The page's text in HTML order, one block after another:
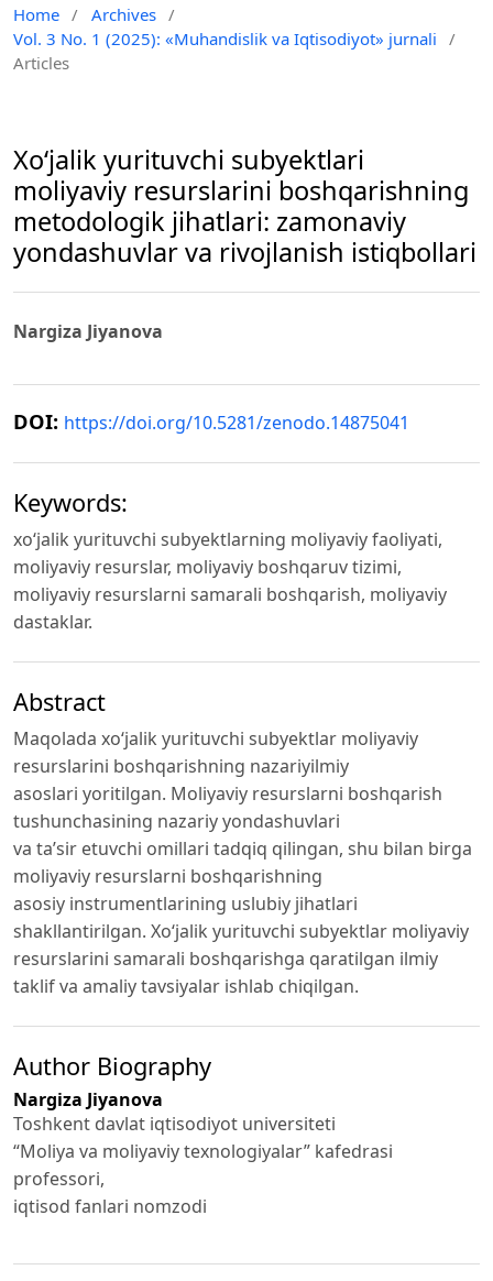
Home / Archives /
Vol. 3 No. 1 (2025): «Muhandislik va Iqtisodiyot» jurnali
/
Articles
Xo‘jalik yurituvchi subyektlari
moliyaviy resurslarini boshqarishning
metodologik jihatlari: zamonaviy
yondashuvlar va rivojlanish istiqbollari
Nargiza Jiyanova
DOI: https://doi.org/10.5281/zenodo.14875041
Keywords:
xo‘jalik yurituvchi subyektlarning moliyaviy faoliyati,
moliyaviy resurslar, moliyaviy boshqaruv tizimi,
moliyaviy resurslarni samarali boshqarish, moliyaviy
dastaklar.
Abstract
Maqolada xo‘jalik yurituvchi subyektlar moliyaviy
resurslarini boshqarishning nazariyilmiy
asoslari yoritilgan. Moliyaviy resurslarni boshqarish
tushunchasining nazariy yondashuvlari
va ta’sir etuvchi omillari tadqiq qilingan, shu bilan birga
moliyaviy resurslarni boshqarishning
asosiy instrumentlarining uslubiy jihatlari
shakllantirilgan. Xo‘jalik yurituvchi subyektlar moliyaviy
resurslarini samarali boshqarishga qaratilgan ilmiy
taklif va amaliy tavsiyalar ishlab chiqilgan.
Author Biography
Nargiza Jiyanova
Toshkent davlat iqtisodiyot universiteti
“Moliya va moliyaviy texnologiyalar” kafedrasi
professori,
iqtisod fanlari nomzodi